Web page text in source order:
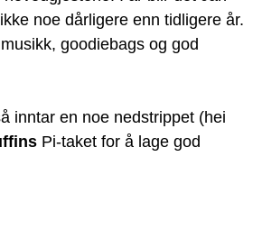
noe dårligere enn tidligere år.
goodiebags og god
inntar en noe nedstrippet (hei
Pi-taket for å lage god